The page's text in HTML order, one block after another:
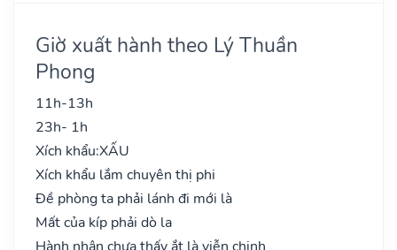
Giờ xuất hành theo Lý Thuần
Phong
11h-13h
23h- 1h
Xích khẩu:XẤU
Xích khẩu lắm chuyên thị phi
Đề phòng ta phải lánh đi mới là
Mất của kíp phải dò la